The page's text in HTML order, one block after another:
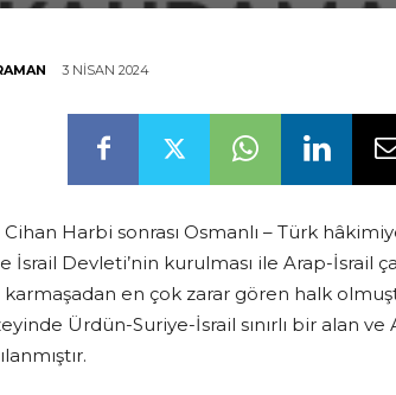
3 NISAN 2024
Harbi sonrası Osmanlı – Türk
İsrail Devleti’nin kurulması ile Arap-İsrail
en çok zarar gören halk
Ürdün-Suriye-İsrail sınırlı bir alan ve